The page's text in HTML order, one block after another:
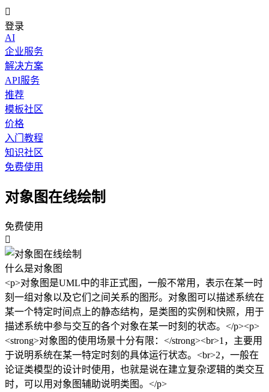

登录
AI
企业服务
解决方案
API服务
推荐
模板社区
价格
入门教程
知识社区
免费使用
对象图在线绘制
免费使用

什么是对象图
<p>对象图是UML中的非正式图，一般不常用，表示在某一时
刻一组对象以及它们之间关系的图形。对象图可以描述系统在
某一个特定时间点上的静态结构，是类图的实例和快照，用于
描述系统中参与交互的各个对象在某一时刻的状态。</p><p>
<strong>对象图的使用场景十分有限：</strong><br>1，主要用
于说明系统在某一特定时刻的具体运行状态。<br>2，一般在
论证类模型的设计时使用，也就是说在建立复杂逻辑的类交互
时，可以用对象图辅助说明类图。</p>